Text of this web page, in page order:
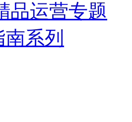
品运营专题
南系列